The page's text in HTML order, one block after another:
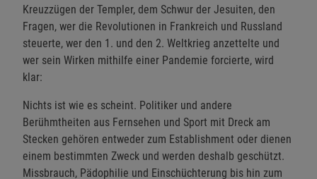
Kreuzzügen der Templer, dem Schwur der Jesuiten, den
Fragen, wer die Revolutionen in Frankreich und Russland
steuerte, wer den 1. und den 2. Weltkrieg anzettelte und
wer sein Wirken mithilfe einer Pandemie forcierte, wird
klar:
Nichts ist wie es scheint. Politiker und andere
Berühmtheiten aus Fernsehen und Sport mit Dreck am
Stecken gehören entweder zum Establishment oder dienen
einem bestimmten Zweck und werden deshalb geschützt.
Missbrauch, Pädophilie und Einschüchterung bis hin zum